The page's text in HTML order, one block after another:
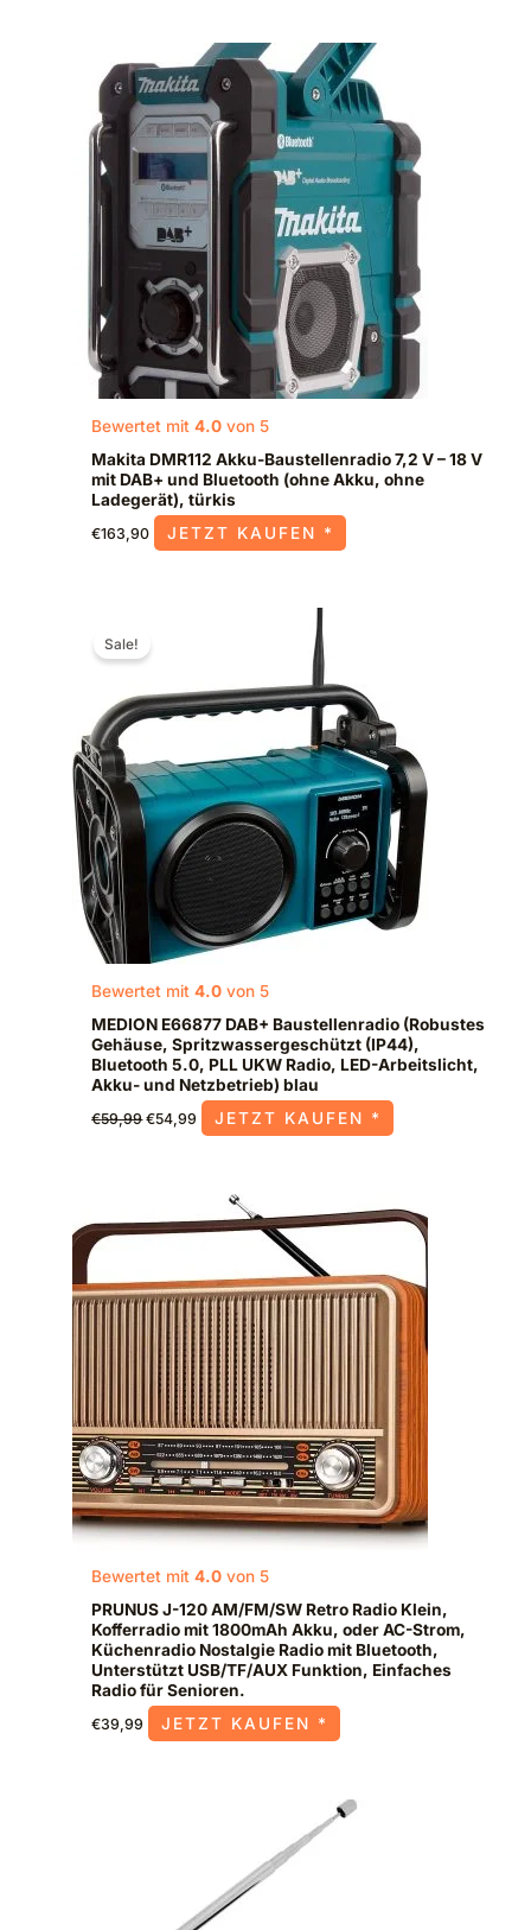
Bewertet mit4.0 von 5
Makita DMR112 Akku-Baustellenradio 7,2 V – 18 V
mit DAB+ und Bluetooth (ohne Akku, ohne
Ladegerät), türkis
€163,90 JETZT KAUFEN *
Sale!
Bewertet mit4.0 von 5
MEDION E66877 DAB+ Baustellenradio (Robustes
Gehäuse, Spritzwassergeschützt (IP44),
Bluetooth 5.0, PLL UKW Radio, LED-Arbeitslicht,
Akku- und Netzbetrieb) blau
€59,99
war:
€54,99 JETZT KAUFEN *
Bewertet mit4.0 von 5
PRUNUS J-120 AM/FM/SW Retro Radio Klein,
Kofferradio mit 1800mAh Akku, oder AC-Strom,
Küchenradio Nostalgie Radio mit Bluetooth,
Unterstützt USB/TF/AUX Funktion, Einfaches
Radio für Senioren.
€39,99 JETZT KAUFEN *